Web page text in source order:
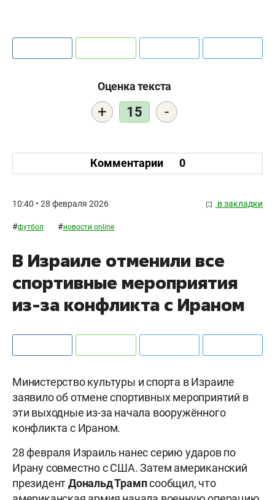
Оценка текста
+ 15 -
Комментарии 0
10:40 • 28 февраля 2026 в закладки
#футбол #новости online
В Израиле отменили все
спортивные мероприятия
из-за конфликта с Ираном
Министерство культуры и спорта в Израиле
заявило об отмене спортивных мероприятий в
эти выходные из-за начала вооружённого
конфликта с Ираном.
28 февраля Израиль нанес серию ударов по
Ирану совместно с США. Затем американский
президентДональд Трампсообщил, что